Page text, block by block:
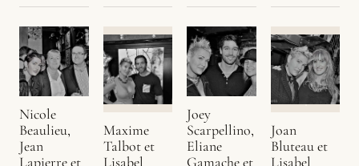
Nicole
Beaulieu,
Jean
Lapierre et
Maxime
Talbot et
Lisabel
Joey
Scarpellino,
Eliane
Gamache et
Joan
Bluteau et
Lisabel